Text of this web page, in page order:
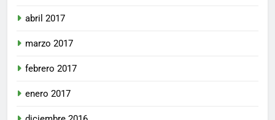
abril 2017
marzo 2017
febrero 2017
enero 2017